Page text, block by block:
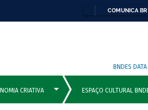
COMUNICA BR
BNDES DATA